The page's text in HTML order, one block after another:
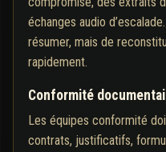
échanges audio
résumer, mais de
rapidement.
Conformité
Les équipes conformité
contrats, justificatifs,